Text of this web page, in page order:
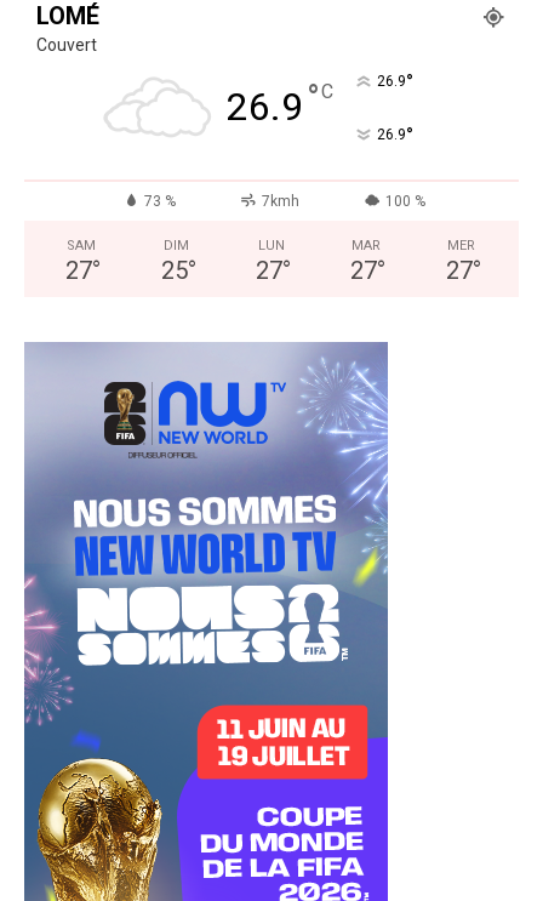
LOMÉ
Couvert
26.9 °C 26.9°
26.9°
73 % 7kmh 100 %
SAM
27°
DIM
25°
LUN
27°
MAR
27°
MER
27°